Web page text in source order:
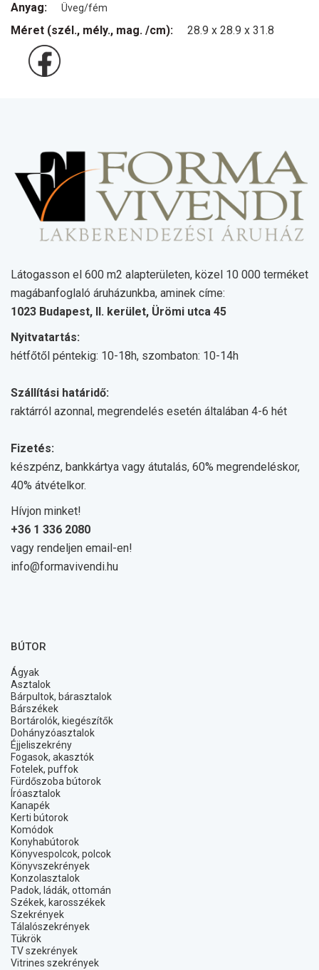
Anyag: Üveg/fém
Méret (szél., mély., mag. /cm): 28.9 x 28.9 x 31.8
Látogasson el 600 m2 alapterületen, közel 10 000 terméket
magábanfoglaló áruházunkba, aminek címe:
1023 Budapest, II. kerület, Ürömi utca 45
Nyitvatartás:
hétfőtől péntekig: 10-18h, szombaton: 10-14h
Szállítási határidő:
raktárról azonnal, megrendelés esetén általában 4-6 hét
Fizetés:
készpénz, bankkártya vagy átutalás, 60% megrendeléskor,
40% átvételkor.
Hívjon minket!
+36 1 336 2080
vagy rendeljen email-en!
info@formavivendi.hu
BÚTOR
Ágyak
Asztalok
Bárpultok, bárasztalok
Bárszékek
Bortárolók, kiegészítők
Dohányzóasztalok
Éjjeliszekrény
Fogasok, akasztók
Fotelek, puffok
Fürdőszoba bútorok
Íróasztalok
Kanapék
Kerti bútorok
Komódok
Konyhabútorok
Könyvespolcok, polcok
Könyvszekrények
Konzolasztalok
Padok, ládák, ottomán
Székek, karosszékek
Szekrények
Tálalószekrények
Tükrök
TV szekrények
Vitrines szekrények